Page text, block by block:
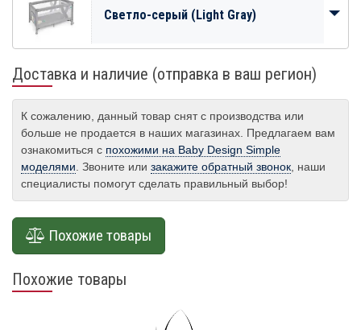
Cветло-cерый (Light Gray)
Доставка и наличие (отправка в ваш регион)
К сожалению, данный товар снят с производства или
больше не продается в наших магазинах. Предлагаем вам
ознакомиться с похожими на Baby Design Simple
моделями . Звоните или закажите обратный звонок , наши
специалисты помогут сделать правильный выбор!
Похожие товары
Похожие товары